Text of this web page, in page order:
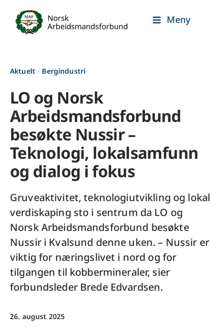
content
Meny
Aktuelt • Bergindustri
LO og Norsk
Arbeidsmandsforbund
besøkte Nussir –
Teknologi, lokalsamfunn
og dialog i fokus
Gruveaktivitet, teknologiutvikling og lokal
verdiskaping sto i sentrum da LO og
Norsk Arbeidsmandsforbund besøkte
Nussir i Kvalsund denne uken. – Nussir er
viktig for næringslivet i nord og for
tilgangen til kobbermineraler, sier
forbundsleder Brede Edvardsen.
26. august 2025